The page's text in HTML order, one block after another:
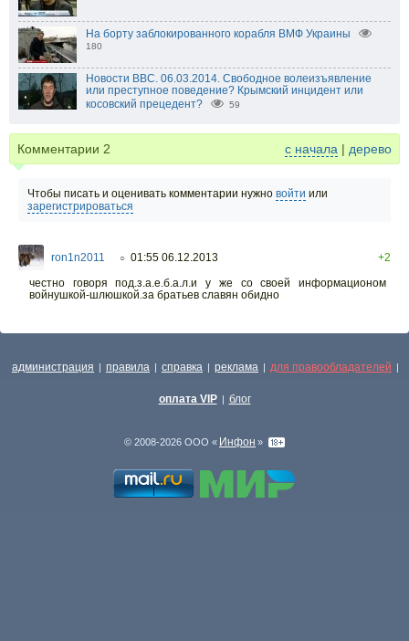
На борту заблокированного корабля ВМФ Украины
180
Новости BBC. 06.03.2014. Свободное волеизъявление
или преступное поведение? Крымский инцидент или
косовский прецедент?
59
Комментарии 2 с начала | дерево
Чтобы писать и оценивать комментарии нужно войти или
зарегистрироваться
ron1n2011 ○ 01:55 06.12.2013
+2
честно говоря под.з.а.е.б.а.л.и у же со своей информационом
войнушкой-шлюшкой.за братьев славян обидно
администрация | правила | справка | реклама | для правообладателей |
оплата VIP | блог
© 2008-2026 ООО « Инфон »